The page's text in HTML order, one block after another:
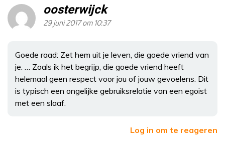
oosterwijck
29 juni 2017 om 10:37
Goede raad: Zet hem uit je leven, die goede vriend van
je. … Zoals ik het begrijp, die goede vriend heeft
helemaal geen respect voor jou of jouw gevoelens. Dit
is typisch een ongelijke gebruiksrelatie van een egoist
met een slaaf.
Log in om te reageren